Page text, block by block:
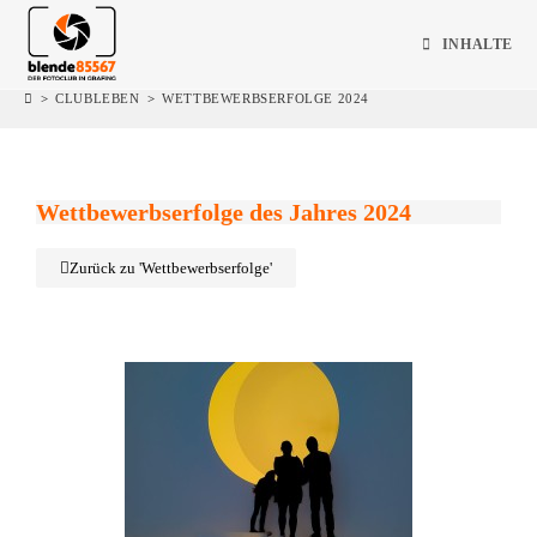
INHALTE
> CLUBLEBEN > WETTBEWERBSERFOLGE 2024
Wettbewerbserfolge des Jahres 2024
Zurück zu 'Wettbewerbserfolge'